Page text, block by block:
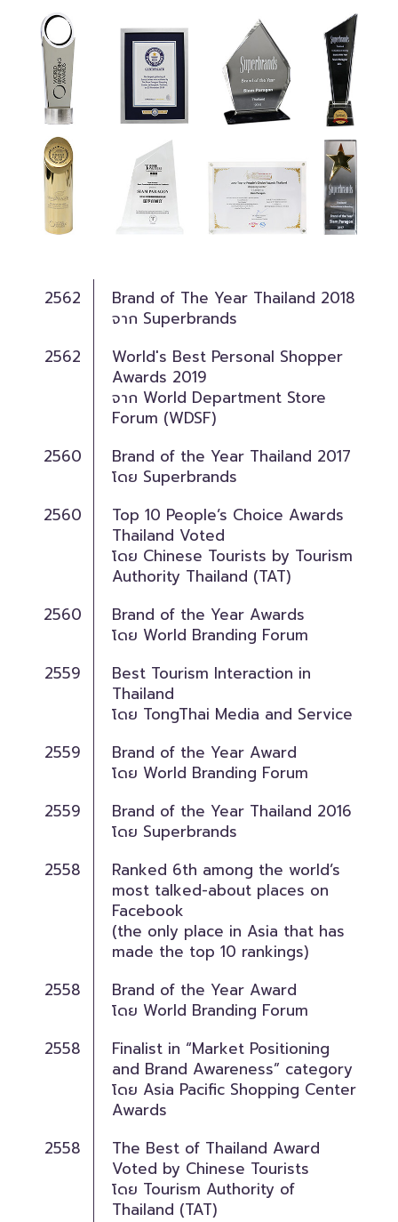
2562
Brand of The Year Thailand 2018
จาก Superbrands
2562
World's Best Personal Shopper
Awards 2019
จาก World Department Store
Forum (WDSF)
2560
Brand of the Year Thailand 2017
โดย Superbrands
2560
Top 10 People’s Choice Awards
Thailand Voted
โดย Chinese Tourists by Tourism
Authority Thailand (TAT)
2560
Brand of the Year Awards
โดย World Branding Forum
2559
Best Tourism Interaction in
Thailand
โดย TongThai Media and Service
2559
Brand of the Year Award
โดย World Branding Forum
2559
Brand of the Year Thailand 2016
โดย Superbrands
2558
Ranked 6th among the world’s
most talked-about places on
Facebook
(the only place in Asia that has
made the top 10 rankings)
2558
Brand of the Year Award
โดย World Branding Forum
2558
Finalist in “Market Positioning
and Brand Awareness” category
โดย Asia Pacific Shopping Center
Awards
2558
The Best of Thailand Award
Voted by Chinese Tourists
โดย Tourism Authority of
Thailand (TAT)